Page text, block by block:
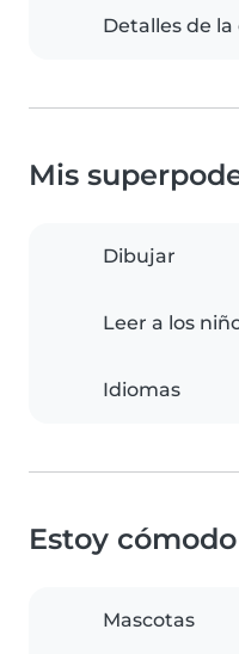
Detalles de
Mis
Dibujar
Leer a los
Idiomas
Estoy
Mascotas